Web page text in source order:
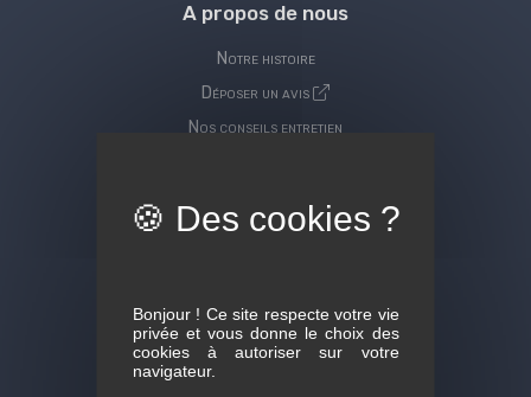
A propos de nous
Notre histoire
Déposer un avis
Nos conseils entretien
Votre magasin
2 avenue des Pyrénées
Bonjour ! Ce site respecte votre vie
privée et vous donne le choix des
cookies à autoriser sur votre
navigateur.